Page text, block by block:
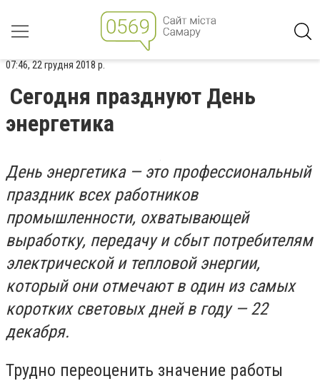
07:46, 22 грудня 2018 р.
Сегодня празднуют День
энергетика
День энергетика — это профессиональный
праздник всех работников
промышленности, охватывающей
выработку, передачу и сбыт потребителям
электрической и тепловой энергии,
который они отмечают в один из самых
коротких световых дней в году — 22
декабря.
Трудно переоценить значение работы